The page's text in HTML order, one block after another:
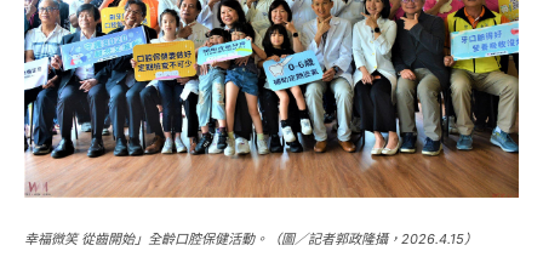
幸福微笑 從齒開始」全齡口腔保健活動。（圖／記者郭政隆攝，2026.4.15）